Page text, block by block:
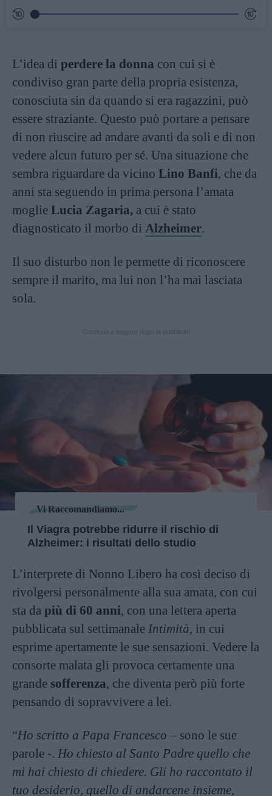
L’idea di perdere la donna con cui si è
condiviso gran parte della propria esistenza,
conosciuta sin da quando si era ragazzini, può
essere straziante. Questo può portare a pensare
di non riuscire ad andare avanti da soli e di non
vedere alcun futuro per sé. Una situazione che
sembra riguardare da vicino Lino Banfi, che da
anni sta seguendo in prima persona l’amata
moglie Lucia Zagaria, a cui è stato
diagnosticato il morbo di Alzheimer.
Il suo disturbo non le permette di riconoscere
sempre il marito, ma lui non l’ha mai lasciata
sola.
Vi Raccomandiamo...
Il Viagra potrebbe ridurre il rischio di
Alzheimer: i risultati dello studio
L’interprete di Nonno Libero ha così deciso di
rivolgersi personalmente alla sua amata, con cui
sta da più di 60 anni, con una lettera aperta
pubblicata sul settimanale Intimità, in cui
esprime apertamente le sue sensazioni. Vedere la
consorte malata gli provoca certamente una
grande sofferenza, che diventa però più forte
pensando di sopravvivere a lei.
“Ho scritto a Papa Francesco – sono le sue
parole -. Ho chiesto al Santo Padre quello che
mi hai chiesto di chiedere. Gli ho raccontato il
tuo desiderio, quello di andarcene insieme,